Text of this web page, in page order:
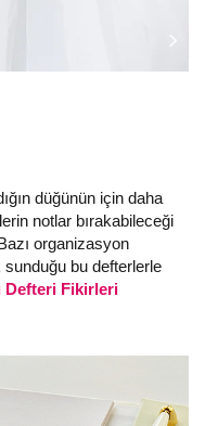
düğünün için daha
notlar bırakabileceği
organizasyon
sunduğu bu defterlerle
Defteri Fikirleri